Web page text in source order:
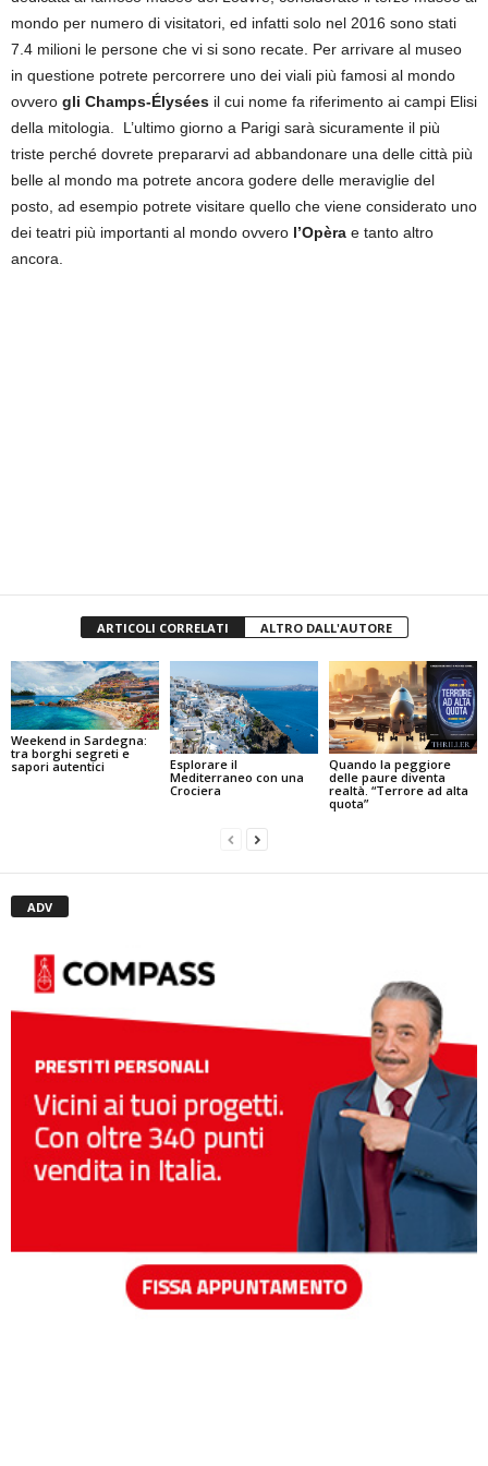
mondo per numero di visitatori, ed infatti solo nel 2016 sono stati
7.4 milioni le persone che vi si sono recate. Per arrivare al museo
in questione potrete percorrere uno dei viali più famosi al mondo
ovvero gli Champs-Élysées il cui nome fa riferimento ai campi Elisi
della mitologia.
L’ultimo giorno a Parigi sarà sicuramente il più
triste perché dovrete prepararvi ad abbandonare una delle città più
belle al mondo ma potrete ancora godere delle meraviglie del
posto, ad esempio potrete visitare quello che viene considerato uno
dei teatri più importanti al mondo ovvero l’Opèra e tanto altro
ancora.
ARTICOLI CORRELATI ALTRO DALL'AUTORE
Weekend in Sardegna:
tra borghi segreti e
sapori autentici
Esplorare il
Mediterraneo con una
Crociera
Quando la peggiore
delle paure diventa
realtà. “Terrore ad alta
quota”
ADV